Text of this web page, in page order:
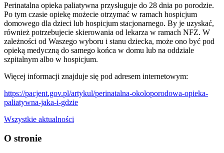
Perinatalna opieka paliatywna przysługuje do 28 dnia po porodzie.
Po tym czasie opiekę możecie otrzymać w ramach hospicjum
domowego dla dzieci lub hospicjum stacjonarnego. By je uzyskać,
również potrzebujecie skierowania od lekarza w ramach NFZ. W
zależności od Waszego wyboru i stanu dziecka, może ono być pod
opieką medyczną do samego końca w domu lub na oddziale
szpitalnym albo w hospicjum.
Więcej informacji znajduje się pod adresem internetowym:
https://pacjent.gov.pl/artykul/perinatalna-okoloporodowa-opieka-
paliatywna-jaka-i-gdzie
Wszystkie aktualności
O stronie